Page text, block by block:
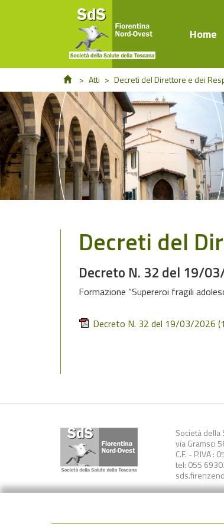
Home
> Atti > Decreti del Direttore e dei
Decreti del
Decreto N. 32 del 19/
Formazione “Supereroi fragili
Decreto N. 32 del 19/03/2026
Società
via Gramsci
C.F. - P.IVA :
tel: 055